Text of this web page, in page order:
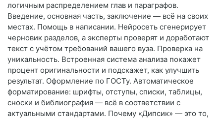
логичным распределением глав и параграфов.
Введение, основная часть, заключение — всё на своих
местах. Помощь в написании. Нейросеть сгенерирует
черновик разделов, а эксперты проверят и доработают
текст с учётом требований вашего вуза. Проверка на
уникальность. Встроенная система анализа покажет
процент оригинальности и подскажет, как улучшить
результат. Оформление по ГОСТу. Автоматическое
форматирование: шрифты, отступы, списки, таблицы,
сноски и библиография — всё в соответствии с
актуальными стандартами. Почему «Дипсик» — это то,